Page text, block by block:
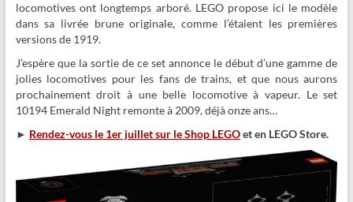
locomotives ont longtemps arboré. LEGO propose ici le modèle
dans sa livrée brune originale, comme l’étaient les premières
versions de 1919.
J’espère que la sortie de ce set annonce le début d’une gamme de
jolies locomotives pour les fans de trains, et que nous aurons
prochainement droit à une belle locomotive à vapeur. Le set
10194 Emerald Night remonte à 2009, déjà onze ans…
► Rendez-vous le 1er juillet sur le Shop LEGOet en LEGO Store.